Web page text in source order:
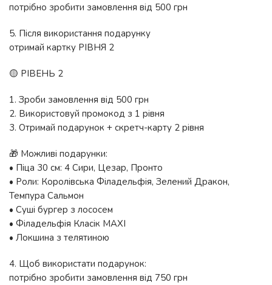
потрібно зробити замовлення від 500 грн
5. Після використання подарунку
отримай картку РІВНЯ 2
🟡 РІВЕНЬ 2
1. Зроби замовлення від 500 грн
2. Використовуй промокод з 1 рівня
3. Отримай подарунок + скретч-карту 2 рівня
🎁 Можливі подарунки:
• Піца 30 см: 4 Сири, Цезар, Пронто
• Роли: Королівська Філадельфія, Зелений Дракон,
Темпура Сальмон
• Суші бургер з лососем
• Філадельфія Класік MAXI
• Локшина з телятиною
4. Щоб використати подарунок:
потрібно зробити замовлення від 750 грн